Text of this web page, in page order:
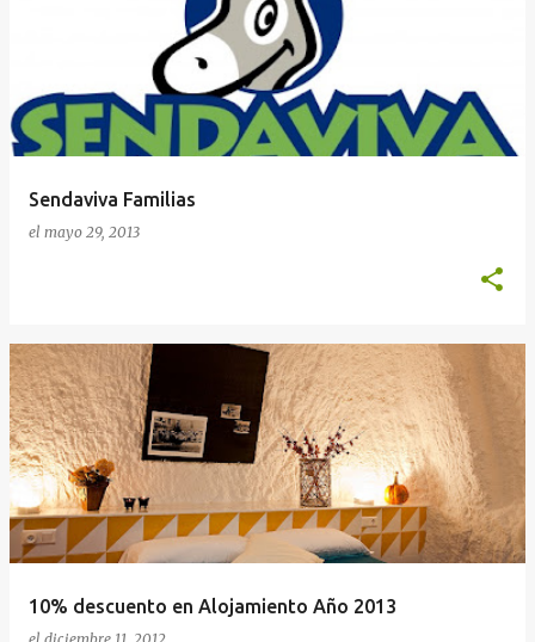
Sendaviva Familias
el mayo 29, 2013
10% descuento en Alojamiento Año 2013